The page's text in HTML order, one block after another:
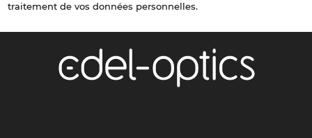
traitement de vos données personnelles.